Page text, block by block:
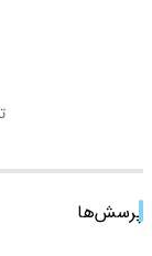
پرسش‌ها